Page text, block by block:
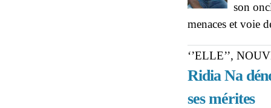
son
menaces et voie
‘’ELLE’’,
Ridia Na
ses mérites